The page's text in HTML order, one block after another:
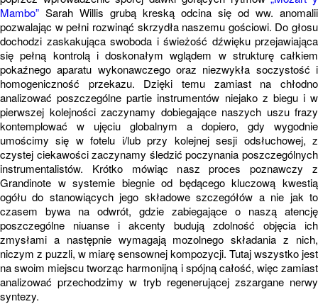
Mambo” Sarah Willis grubą kreską odcina się od ww. anomalii
pozwalając w pełni rozwinąć skrzydła naszemu gościowi. Do głosu
dochodzi zaskakująca swoboda i świeżość dźwięku przejawiająca
się pełną kontrolą i doskonałym wglądem w strukturę całkiem
pokaźnego aparatu wykonawczego oraz niezwykła soczystość i
homogeniczność przekazu. Dzięki temu zamiast na chłodno
analizować poszczególne partie instrumentów niejako z biegu i w
pierwszej kolejności zaczynamy dobiegające naszych uszu frazy
kontemplować w ujęciu globalnym a dopiero, gdy wygodnie
umościmy się w fotelu i/lub przy kolejnej sesji odsłuchowej, z
czystej ciekawości zaczynamy śledzić poczynania poszczególnych
instrumentalistów. Krótko mówiąc nasz proces poznawczy z
Grandinote w systemie biegnie od będącego kluczową kwestią
ogółu do stanowiących jego składowe szczegółów a nie jak to
czasem bywa na odwrót, gdzie zabiegające o naszą atencję
poszczególne niuanse i akcenty budują zdolność objęcia ich
zmysłami a następnie wymagają mozolnego składania z nich,
niczym z puzzli, w miarę sensownej kompozycji. Tutaj wszystko jest
na swoim miejscu tworząc harmonijną i spójną całość, więc zamiast
analizować przechodzimy w tryb regenerującej zszargane nerwy
syntezy.